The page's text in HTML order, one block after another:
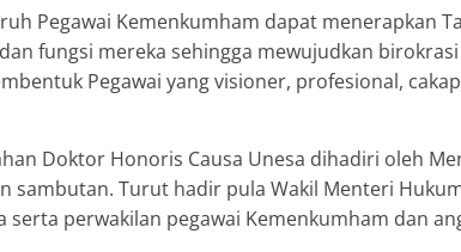
Pegawai Kemenkumham dapat menerapkan
fungsi mereka sehingga mewujudkan
Pegawai yang visioner, profesional,
Doktor Honoris Causa Unesa dihadiri oleh
sambutan. Turut hadir pula Wakil Menteri
serta perwakilan pegawai Kemenkumham dan